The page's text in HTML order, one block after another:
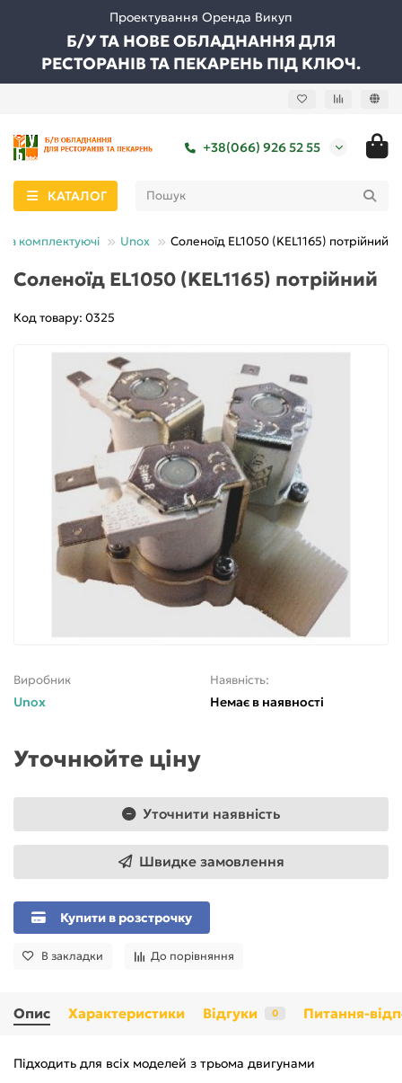
Проектування Оренда Викуп
Б/У ТА НОВЕ ОБЛАДНАННЯ ДЛЯ
РЕСТОРАНІВ ТА ПЕКАРЕНЬ ПІД КЛЮЧ.
+38(066) 926 52 55
КАТАЛОГ
та комплектуючі Unox Соленоїд EL1050 (KEL1165) потрійний
Соленоїд EL1050 (KEL1165) потрійний
Код товару: 0325
Виробник
Unox
Наявність:
Немає в наявності
Уточнюйте ціну
Уточнити наявність
Швидке замовлення
Купити в розстрочку
В закладки До порівняння
Опис Характеристики Відгуки 0 Питання-
Підходить для всіх моделей з трьома двигунами